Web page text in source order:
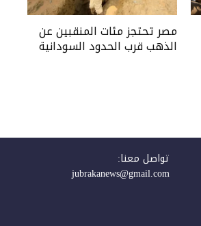
مصر تحتجز مئات المنقبين عن
الذهب قرب الحدود السودانية
تواصل معنا:
jubrakanews@gmail.com